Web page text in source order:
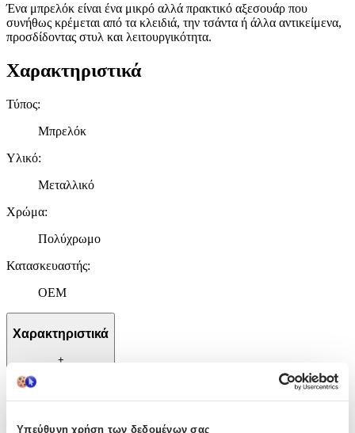
Υπεύθυνη χρήση των δεδομένων σας
Ένα μπρελόκ είναι ένα μικρό αλλά πρακτικό αξεσουάρ που
συνήθως κρέμεται από τα κλειδιά, την τσάντα ή άλλα αντικείμενα,
προσδίδοντας στυλ και λειτουργικότητα.
Χαρακτηριστικά
Τύπος:
Μπρελόκ
Υλικό:
Μεταλλικό
Χρώμα:
Πολύχρωμο
Κατασκευαστής:
OEM
Χαρακτηριστικά
+
Χαρακτηριστικά
Τύπος: